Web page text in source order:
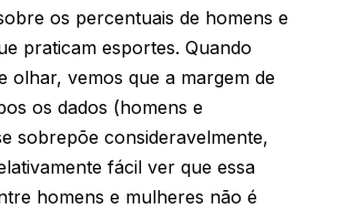
os percentuais de homens e
praticam esportes. Quando
olhar, vemos que a margem de
os dados (homens e
sobrepõe consideravelmente,
fácil ver que essa
homens e mulheres não é